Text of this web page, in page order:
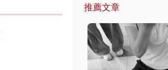
推薦文章